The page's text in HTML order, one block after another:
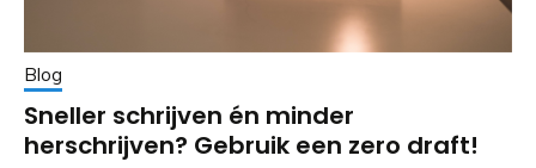
Blog
Sneller schrijven én minder
herschrijven? Gebruik een zero draft!